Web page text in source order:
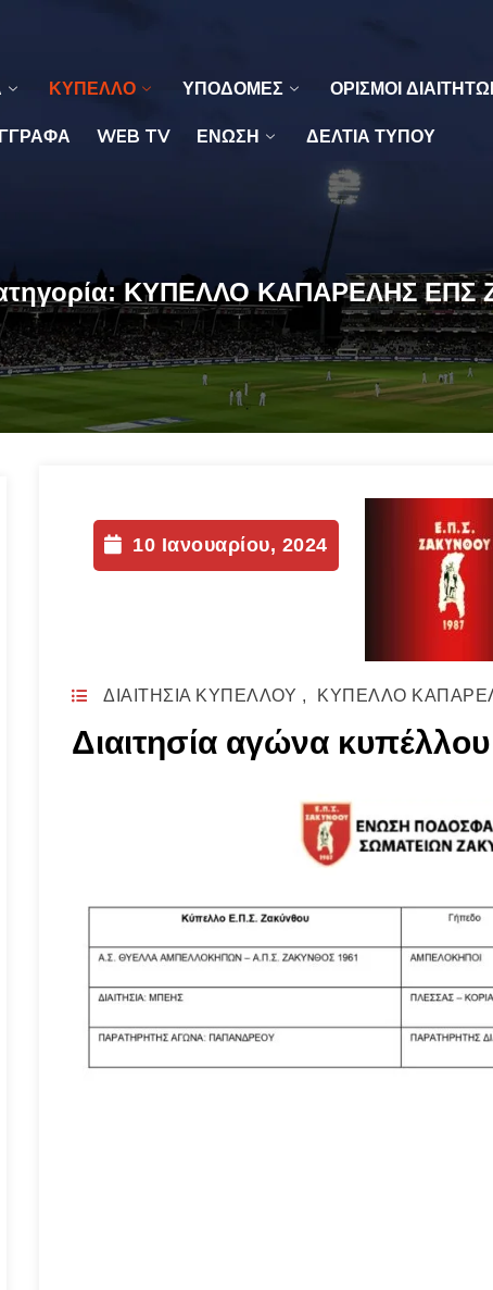
ΚΥΠΕΛΛΟ ΥΠΟΔΟΜΕΣ ΟΡΙΣΜΟΙ
WEB TV ΕΝΩΣΗ ΔΕΛΤΙΑ ΤΥΠΟΥ
ΚΥΠΕΛΛΟ ΚΑΠΑΡΕΛΗΣ ΕΠΣ
10 Ιανουαρίου, 2024
ΔΙΑΙΤΗΣΙΑ ΚΥΠΕΛΛΟΥ , ΚΥΠΕΛΛΟ
Διαιτησία αγώνα κυπέλλου